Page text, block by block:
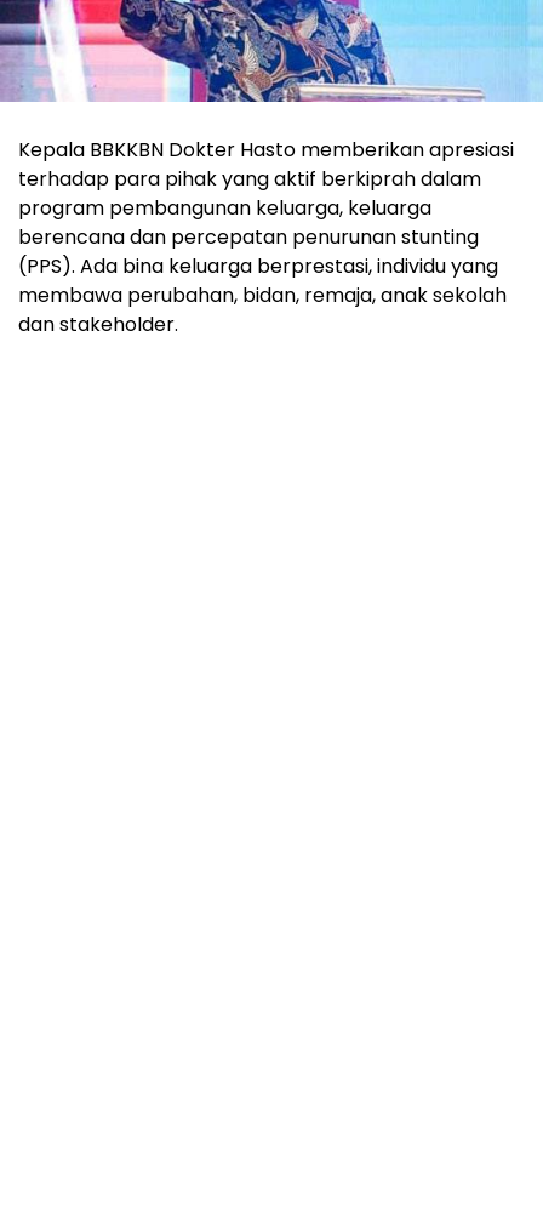
Kepala BBKKBN Dokter Hasto memberikan apresiasi
terhadap para pihak yang aktif berkiprah dalam
program pembangunan keluarga, keluarga
berencana dan percepatan penurunan stunting
(PPS). Ada bina keluarga berprestasi, individu yang
membawa perubahan, bidan, remaja, anak sekolah
dan stakeholder.